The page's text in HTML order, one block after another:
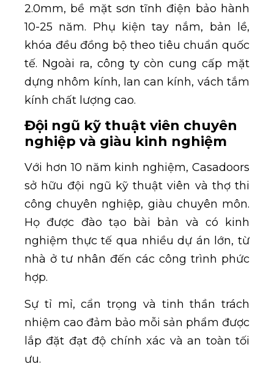
2.0mm, bề mặt sơn tĩnh điện bảo hành
10-25 năm. Phụ kiện tay nắm, bản lề,
khóa đều đồng bộ theo tiêu chuẩn quốc
tế. Ngoài ra, công ty còn cung cấp mặt
dựng nhôm kính, lan can kính, vách tắm
kính chất lượng cao.
Đội ngũ kỹ thuật viên chuyên
nghiệp và giàu kinh nghiệm
Với hơn 10 năm kinh nghiệm, Casadoors
sở hữu đội ngũ kỹ thuật viên và thợ thi
công chuyên nghiệp, giàu chuyên môn.
Họ được đào tạo bài bản và có kinh
nghiệm thực tế qua nhiều dự án lớn, từ
nhà ở tư nhân đến các công trình phức
hợp.
Sự tỉ mỉ, cẩn trọng và tinh thần trách
nhiệm cao đảm bảo mỗi sản phẩm được
lắp đặt đạt độ chính xác và an toàn tối
ưu.